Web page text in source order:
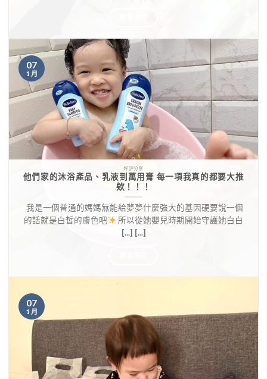
好評分享
他們家的沐浴產品、乳液到萬用膏 每一項我真的都要大推
欸！！！
​ 我是一個普通的媽媽無能給夢夢什麼強大的基因硬要說一個
的話就是白皙的膚色吧
所以從她嬰兒時期開始守護她白白
[...] [...]
07
1 月
07
1 月